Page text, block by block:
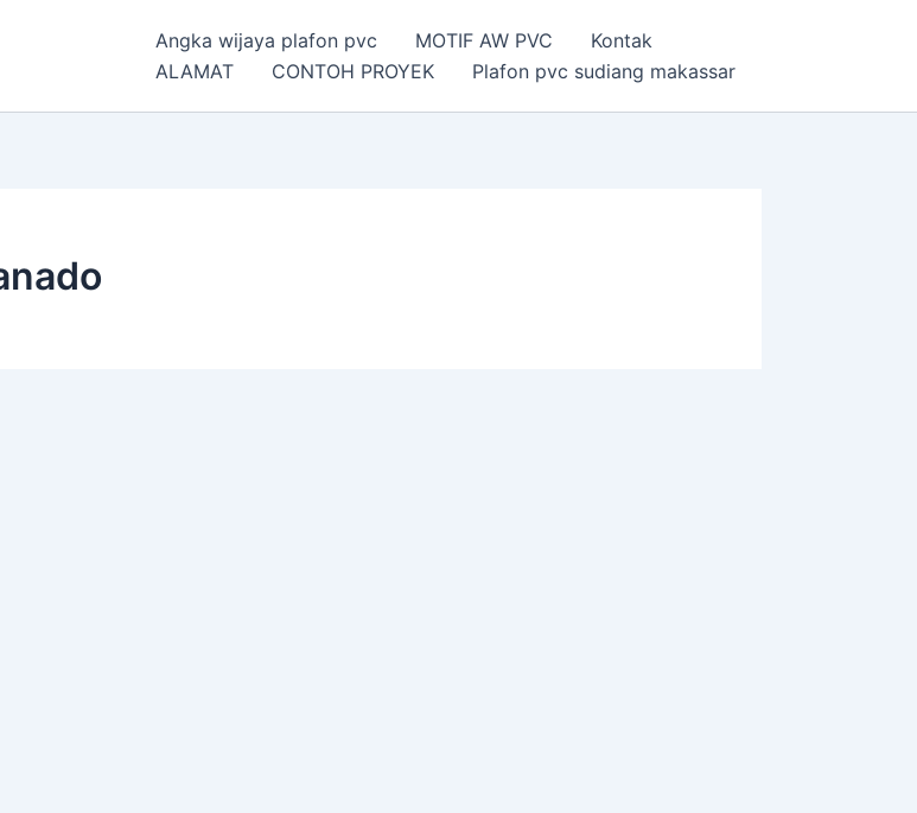
Angka wijaya plafon pvc MOTIF AW PVC
Kontak
ALAMAT
CONTOH PROYEK Plafon pvc sudiang makassar